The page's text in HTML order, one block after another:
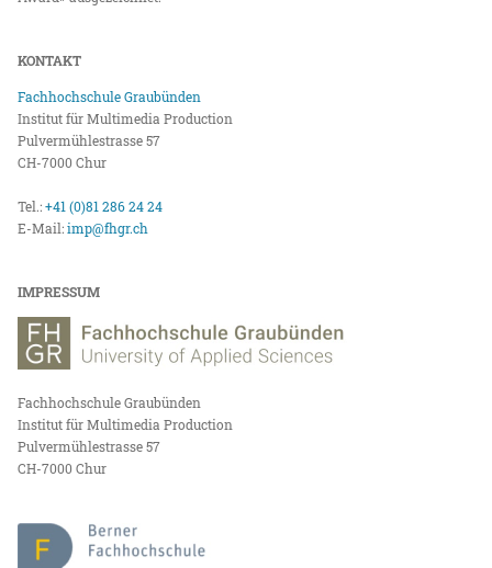
KONTAKT
Fachhochschule Graubünden
Institut für Multimedia Production
Pulvermühlestrasse 57
CH-7000 Chur
Tel.:+41 (0)81 286 24 24
E-Mail:imp@fhgr.ch
IMPRESSUM
Fachhochschule Graubünden
Institut für Multimedia Production
Pulvermühlestrasse 57
CH-7000 Chur